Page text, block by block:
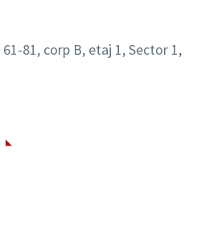
81, corp B, etaj 1, Sector 1,